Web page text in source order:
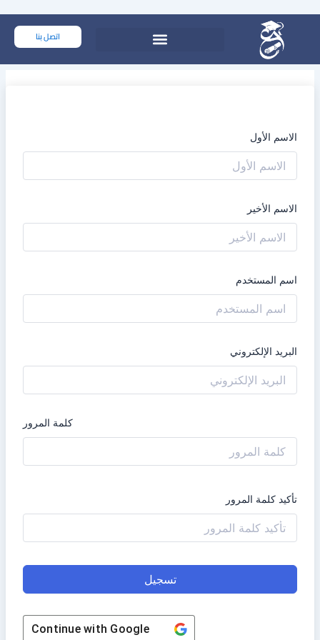
المحتوى
اتصل بنا
الاسم الأول
الاسم الأخير
اسم المستخدم
البريد الإلكتروني
كلمة المرور
تأكيد كلمة المرور
تسجيل
Continue with Google